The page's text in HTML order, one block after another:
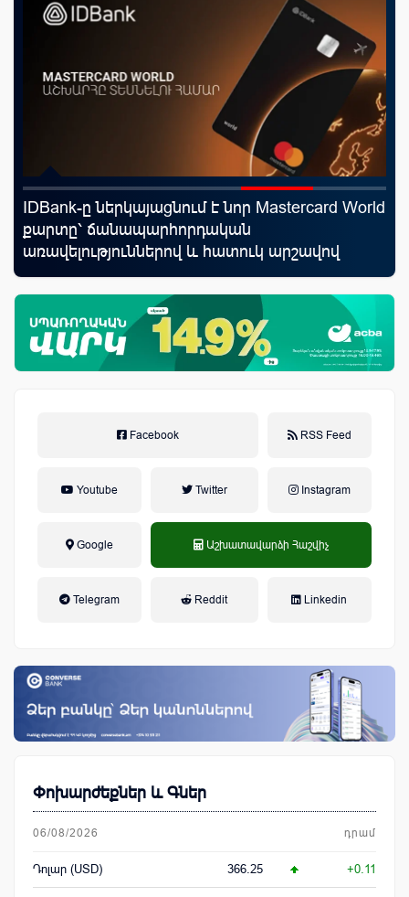
IDBank-ը ներկայացնում է նոր Mastercard World
քարտը՝ ճանապարհորդական
առավելություններով և հատուկ արշավով
Facebook RSS Feed
Youtube Twitter Instagram
Google Աշխատավարձի Հաշվիչ
Telegram Reddit Linkedin
Փոխարժեքներ և Գներ
06/08/2026 դրամ
Դոլար (USD) 366.25 +0.11